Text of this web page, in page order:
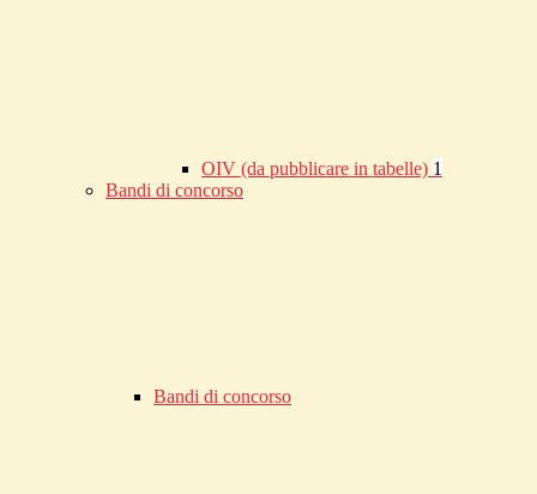
OIV (da pubblicare in tabelle) 1
Bandi di concorso
Bandi di concorso